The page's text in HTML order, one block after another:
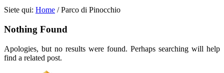
Siete qui: Home / Parco di Pinocchio
Nothing Found
Apologies, but no results were found. Perhaps searching will help
find a related post.